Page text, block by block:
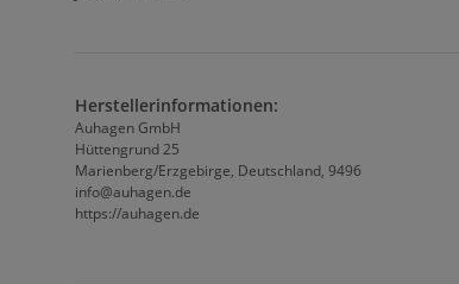
Herstellerinformationen:
Auhagen GmbH
Hüttengrund 25
Marienberg/Erzgebirge, Deutschland, 9496
info@auhagen.de
https://auhagen.de